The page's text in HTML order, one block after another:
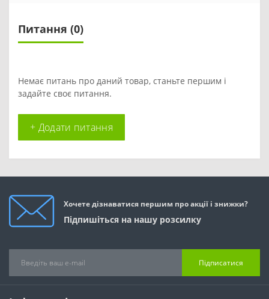
Питання (0)
Немає питань про даний товар, станьте першим і
задайте своє питання.
+ Додати питання
Хочете дізнаватися першим про акції і знижки?
Підпишіться на нашу розсилку
Підписатися